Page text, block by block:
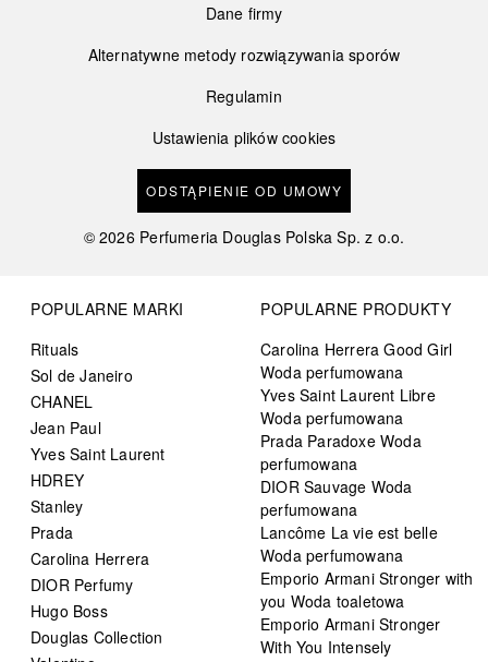
Dane firmy
Alternatywne metody rozwiązywania sporów
Regulamin
Ustawienia plików cookies
ODSTĄPIENIE OD UMOWY
©2026 Perfumeria Douglas Polska Sp. z o.o.
POPULARNE MARKI
Rituals
Sol de Janeiro
CHANEL
Jean Paul
Yves Saint Laurent
HDREY
Stanley
Prada
Carolina Herrera
DIOR Perfumy
Hugo Boss
Douglas Collection
POPULARNE PRODUKTY
Carolina Herrera Good Girl
Woda perfumowana
Yves Saint Laurent Libre
Woda perfumowana
Prada Paradoxe Woda
perfumowana
DIOR Sauvage Woda
perfumowana
Lancôme La vie est belle
Woda perfumowana
Emporio Armani Stronger with
you Woda toaletowa
Emporio Armani Stronger
With You Intensely